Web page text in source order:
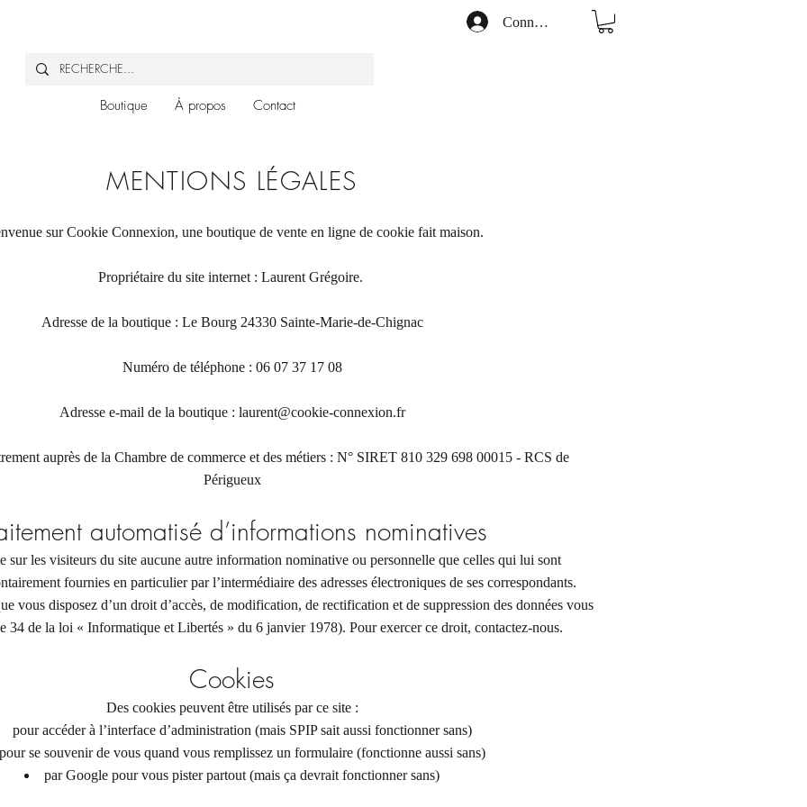
Connexion
MENTIONS LÉGALES
sur Cookie Connexion, une boutique de vente en ligne de cookie fait maison.
Propriétaire du site internet : Laurent Grégoire.
Adresse de la boutique : Le Bourg 24330 Sainte-Marie-de-Chignac
Numéro de téléphone : 06 07 37 17 08
Adresse e-mail de la boutique : laurent@cookie-connexion.fr
auprès de la Chambre de commerce et des métiers : N° SIRET 810 329 698 00015 - RCS de
Périgueux
automatisé d’informations nominatives
sur les visiteurs du site aucune autre information nominative ou personnelle que celles qui lui sont
fournies en particulier par l’intermédiaire des adresses électroniques de ses correspondants.
vous disposez d’un droit d’accès, de modification, de rectification et de suppression des données vous
34 de la loi « Informatique et Libertés » du 6 janvier 1978). Pour exercer ce droit, contactez-nous.
Cookies
Des cookies peuvent être utilisés par ce site :
pour accéder à l’interface d’administration (mais SPIP sait aussi fonctionner sans)
se souvenir de vous quand vous remplissez un formulaire (fonctionne aussi sans)
par Google pour vous pister partout (mais ça devrait fonctionner sans)
Boutique À propos Contact